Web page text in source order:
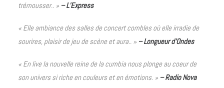
trémousser.. » – L’Express
« Elle ambiance des salles de concert combles où elle irradie de
sourires, plaisir de jeu de scène et aura.. » – Longueur d’Ondes
« En live la nouvelle reine de la cumbia nous plonge au coeur de
son univers si riche en couleurs et en émotions. » – Radio Nova